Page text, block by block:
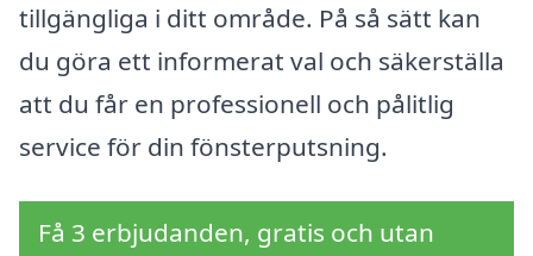
tillgängliga i ditt område. På så sätt kan
du göra ett informerat val och säkerställa
att du får en professionell och pålitlig
service för din fönsterputsning.
Få 3 erbjudanden, gratis och utan